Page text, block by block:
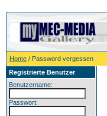
Home / Password vergessen
Registrierte Benutzer
Benutzername:
Passwort: